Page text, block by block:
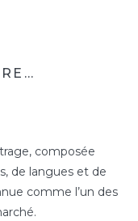
composée
de langues et de
comme l’un des